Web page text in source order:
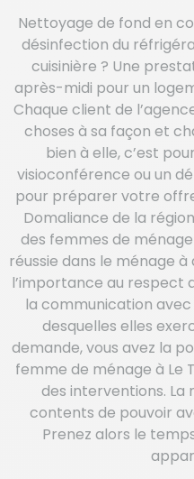
Nettoyage de fond en
désinfection du
cuisinière ? Une
après-midi pour un
Chaque client de
choses à sa façon et
bien à elle, c’est
visioconférence ou un
pour préparer votre
Domaliance de la
des femmes de
réussie dans le ménage
l’importance au respect
la communication
desquelles elles
demande, vous avez la
femme de ménage à
des interventions.
contents de pouvoir
Prenez alors le